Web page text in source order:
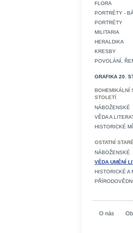
FLORA
PORTRÉTY -
PORTRÉTY
MILITARIA
HERALDIKA
KRESBY
POVOLÁNÍ,
GRAFIKA 20.
BOHEMIKÁLNÍ
STOLETÍ
NÁBOŽENSKÉ
VĚDA A
HISTORICKÉ
OSTATNÍ
NÁBOŽENSKÉ
VĚDA UMĚNÍ
HISTORICKÉ A
O nás